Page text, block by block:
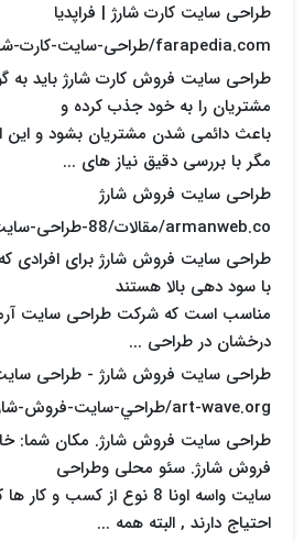
طراحی سایت کارت شارژ | فراپدیا
farapedia.com/طراحی-سایت-کارت-شارژ/
طراحی سایت فروش کارت شارژ باید به
مشتریان را به خود جذب کرده و
باعث دائمی شدن مشتریان بشود و
مگر با بررسی دقیق نیاز های ...
طراحی سایت فروش شارژ
armanweb.co/مقالات/88-طراحی-سایت-فروش-شارژ.html
طراحی سایت فروش شارژ برای افرادی
با سود دهی بالا هستند
مناسب است که شرکت طراحی سایت
درخشان در طراحی ...
طراحی سایت فروش شارژ - طراحی
art-wave.org/طراحي-سايت-فروش-شارژ
طراحی سایت فروش شارژ. مکان شما:
فروش شارژ. سئو محلی وطراحی
سایت واسه اونا 8 نوع از کسب
احتیاج دارند , البته همه ...